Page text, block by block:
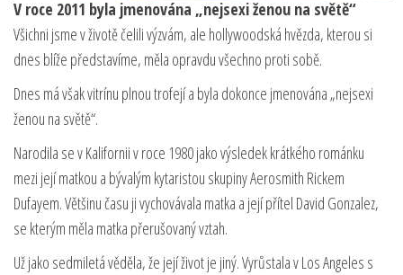
V roce 2011 byla jmenována „nejsexi ženou na světě“
Všichni jsme v životě čelili výzvám, ale hollywoodská hvězda, kterou si
dnes blíže představíme, měla opravdu všechno proti sobě.
Dnes má však vitrínu plnou trofejí a byla dokonce jmenována „nejsexi
ženou na světě“.
Narodila se v Kalifornii v roce 1980 jako výsledek krátkého románku
mezi její matkou a bývalým kytaristou skupiny Aerosmith Rickem
Dufayem. Většinu času ji vychovávala matka a její přítel David Gonzalez,
se kterým měla matka přerušovaný vztah.
Už jako sedmiletá věděla, že její život je jiný. Vyrůstala v Los Angeles s